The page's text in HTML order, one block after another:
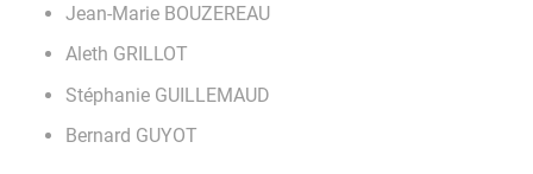
Jean-Marie BOUZEREAU
Aleth GRILLOT
Stéphanie GUILLEMAUD
Bernard GUYOT